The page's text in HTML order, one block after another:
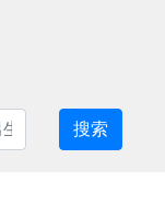
搜索